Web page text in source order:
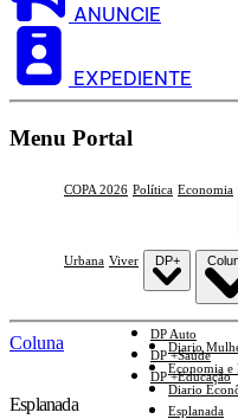
ANUNCIE
EXPEDIENTE
Menu Portal
COPA 2026 Política Economia
Urbana Viver DP+
DP Auto
DP +Saúde
DP +Educação
Diario
Economia e
Diario
Esplanada
Coluna
Esplanada